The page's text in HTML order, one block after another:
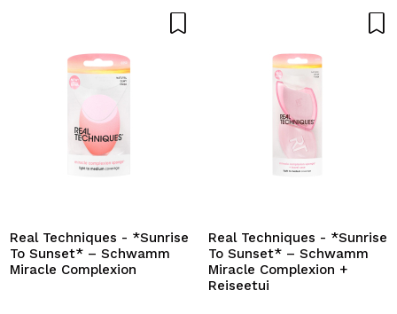
Real Techniques - *Sunrise
To Sunset* – Schwamm
Miracle Complexion
Real Techniques - *Sunrise
To Sunset* – Schwamm
Miracle Complexion +
Reiseetui